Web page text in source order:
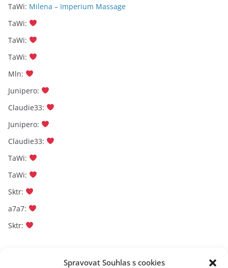
Spravovat Souhlas s cookies
TaWi: Milena – Imperium Massage
TaWi:
TaWi:
TaWi:
Mln:
Junipero:
Claudie33:
Junipero:
Claudie33:
TaWi:
TaWi:
Sktr:
a7a7:
Sktr: